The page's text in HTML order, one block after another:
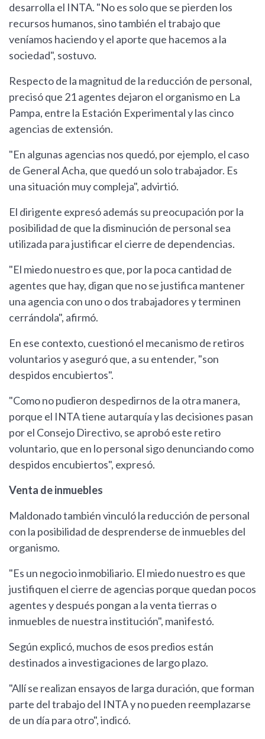
desarrolla el INTA. "No es solo que se pierden los
recursos humanos, sino también el trabajo que
veníamos haciendo y el aporte que hacemos a la
sociedad", sostuvo.
Respecto de la magnitud de la reducción de personal,
precisó que 21 agentes dejaron el organismo en La
Pampa, entre la Estación Experimental y las cinco
agencias de extensión.
"En algunas agencias nos quedó, por ejemplo, el caso
de General Acha, que quedó un solo trabajador. Es
una situación muy compleja", advirtió.
El dirigente expresó además su preocupación por la
posibilidad de que la disminución de personal sea
utilizada para justificar el cierre de dependencias.
"El miedo nuestro es que, por la poca cantidad de
agentes que hay, digan que no se justifica mantener
una agencia con uno o dos trabajadores y terminen
cerrándola", afirmó.
En ese contexto, cuestionó el mecanismo de retiros
voluntarios y aseguró que, a su entender, "son
despidos encubiertos".
"Como no pudieron despedirnos de la otra manera,
porque el INTA tiene autarquía y las decisiones pasan
por el Consejo Directivo, se aprobó este retiro
voluntario, que en lo personal sigo denunciando como
despidos encubiertos", expresó.
Venta de inmuebles
Maldonado también vinculó la reducción de personal
con la posibilidad de desprenderse de inmuebles del
organismo.
"Es un negocio inmobiliario. El miedo nuestro es que
justifiquen el cierre de agencias porque quedan pocos
agentes y después pongan a la venta tierras o
inmuebles de nuestra institución", manifestó.
Según explicó, muchos de esos predios están
destinados a investigaciones de largo plazo.
"Allí se realizan ensayos de larga duración, que forman
parte del trabajo del INTA y no pueden reemplazarse
de un día para otro", indicó.